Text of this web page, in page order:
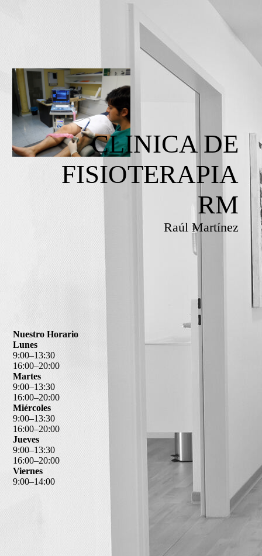
CLINICA DE
FISIOTERAPIA
RM
Raúl Martínez
Nuestro Horario
Lunes
9:00–13:30
16:00–20:00
Martes
9:00–13:30
16:00–20:00
Miércoles
9:00–13:30
16:00–20:00
Jueves
9:00–13:30
16:00–20:00
Viernes
9:00–14:00